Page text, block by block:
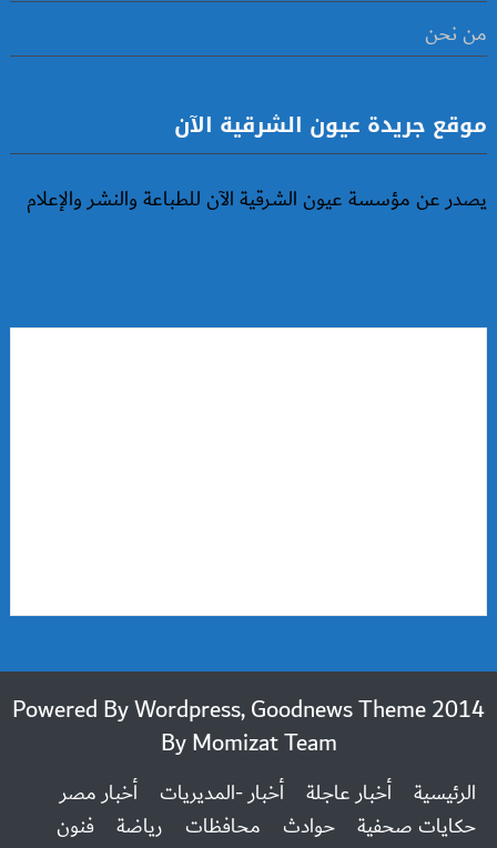
من نحن
موقع جريدة عيون الشرقية الآن
يصدر عن مؤسسة عيون الشرقية الآن للطباعة والنشر والإعلام
2014 Powered By Wordpress, Goodnews Theme
ByMomizat Team
الرئيسية أخبار عاجلة أخبار -المديريات
أخبار مصر
حكايات صحفية
حوادث محافظات رياضة
فنون